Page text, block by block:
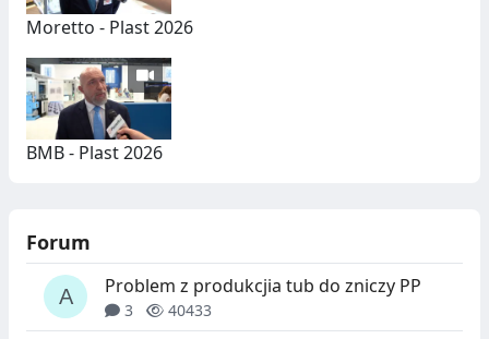
Moretto - Plast 2026
BMB - Plast 2026
Forum
Problem z produkcjia tub do zniczy PP
3 40433